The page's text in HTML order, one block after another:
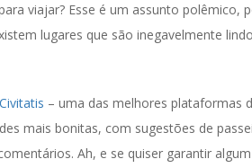
viajar? Esse é um assunto polêmico,
lugares que são inegavelmente
Civitatis – uma das melhores plataformas
mais bonitas, com sugestões de
Ah, e se quiser garantir